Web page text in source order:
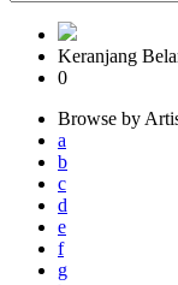
Keranjang
0
Browse by
a
b
c
d
e
f
g